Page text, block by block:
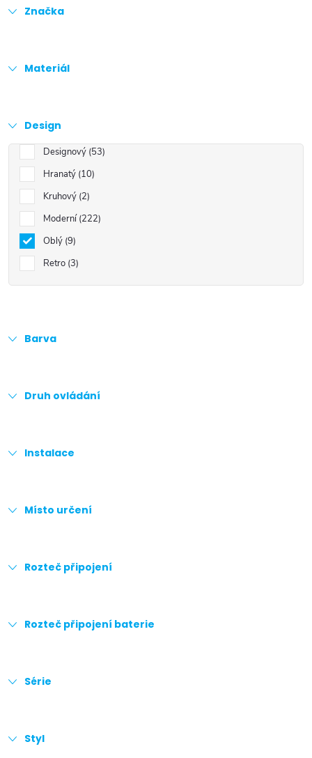
Značka
Materiál
Design
Designový 53
Hranatý 10
Kruhový 2
Moderní 222
Oblý 9
Retro 3
Barva
Druh ovládání
Instalace
Místo určení
Rozteč připojení
Rozteč připojení baterie
Série
Styl